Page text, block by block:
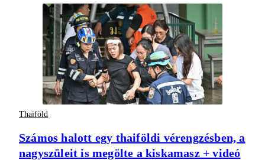
Thaiföld
Számos halott egy thaiföldi vérengzésben, a
nagyszüleit is megölte a kiskamasz + videó